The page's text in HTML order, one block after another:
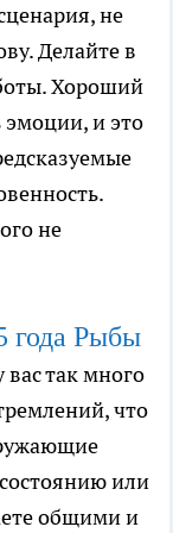
не
Делайте в
Хороший
и это
не
года Рыбы
вас так много
что
или
общими и